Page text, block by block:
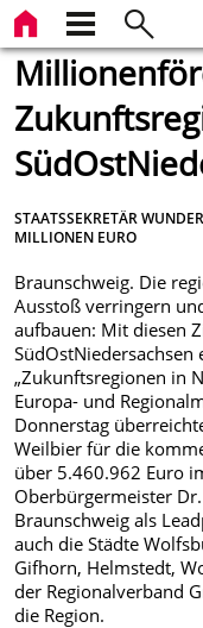
STAATSSEKRETÄR
MILLIONEN EURO
Braunschweig. Die
Ausstoß verringern
aufbauen: Mit diesen
„Zukunftsregionen in
Europa- und
Donnerstag
Weilbier für die
über 5.460.962 Euro
Oberbürgermeister
Braunschweig als
auch die Städte
Gifhorn, Helmstedt,
der Regionalverband
die Region.